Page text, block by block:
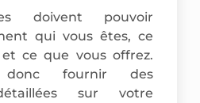
doivent pouvoir
qui vous êtes, ce
ce que vous offrez.
fournir des
sur votre